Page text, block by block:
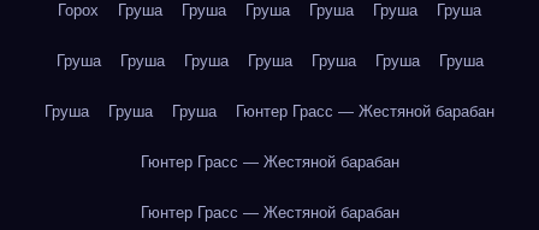
Горох Груша Груша Груша Груша Груша Груша
Груша Груша Груша Груша Груша Груша Груша
Груша Груша Груша Гюнтер Грасс — Жестяной барабан
Гюнтер Грасс — Жестяной барабан
Гюнтер Грасс — Жестяной барабан